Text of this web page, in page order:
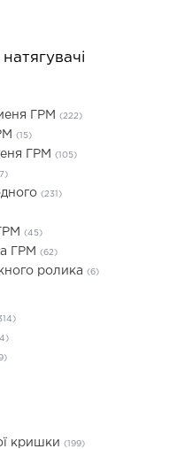
ГРМ (222)
(15)
ГРМ (105)
(231)
(45)
ГРМ (62)
ролика (6)
кришки (199)